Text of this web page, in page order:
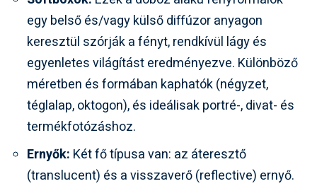
egy belső és/vagy külső diffúzor anyagon
keresztül szórják a fényt, rendkívül lágy és
egyenletes világítást eredményezve. Különböző
méretben és formában kaphatók (négyzet,
téglalap, oktogon), és ideálisak portré-, divat- és
termékfotózáshoz.
Ernyők: Két fő típusa van: az áteresztő
(translucent) és a visszaverő (reflective) ernyő.